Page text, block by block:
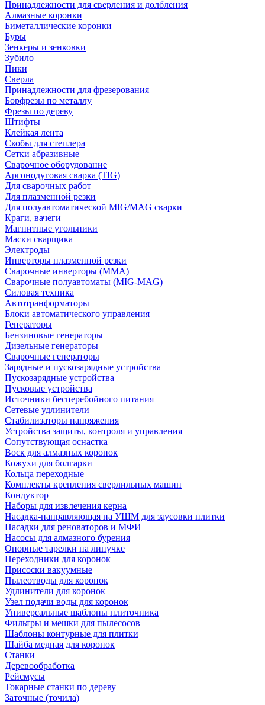
Принадлежности для сверления и долбления
Алмазные коронки
Биметаллические коронки
Буры
Зенкеры и зенковки
Зубило
Пики
Сверла
Принадлежности для фрезерования
Борфрезы по металлу
Фрезы по дереву
Штифты
Клейкая лента
Скобы для степлера
Сетки абразивные
Сварочное оборудование
Аргонодуговая сварка (TIG)
Для сварочных работ
Для плазменной резки
Для полуавтоматической MIG/MAG сварки
Краги, вачеги
Магнитные угольники
Маски сварщика
Электроды
Инверторы плазменной резки
Сварочные инверторы (MMA)
Сварочные полуавтоматы (MIG-MAG)
Силовая техника
Автотранформаторы
Блоки автоматического управления
Генераторы
Бензиновые генераторы
Дизельные генераторы
Сварочные генераторы
Зарядные и пускозарядные устройства
Пускозарядные устройства
Пусковые устройства
Источники бесперебойного питания
Сетевые удлинители
Стабилизаторы напряжения
Устройства защиты, контроля и управления
Сопутствующая оснастка
Воск для алмазных коронок
Кожухи для болгарки
Кольца переходные
Комплекты крепления сверлильных машин
Кондуктор
Наборы для извлечения керна
Насадка-направляющая на УШМ для заусовки плитки
Насадки для реноваторов и МФИ
Насосы для алмазного бурения
Опорные тарелки на липучке
Переходники для коронок
Присоски вакуумные
Пылеотводы для коронок
Удлинители для коронок
Узел подачи воды для коронок
Универсальные шаблоны плиточника
Фильтры и мешки для пылесосов
Шаблоны контурные для плитки
Шайба медная для коронок
Станки
Деревообработка
Рейсмусы
Токарные станки по дереву
Заточные (точила)